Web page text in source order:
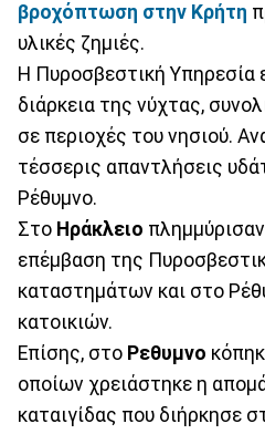
βροχόπτωση στην Κρήτη
υλικές ζημιές.
Η Πυροσβεστική Υπηρεσία
διάρκεια της νύχτας,
σε περιοχές του νησιού.
τέσσερις απαντλήσεις
Ρέθυμνο.
Στο Ηράκλειο
επέμβαση της
καταστημάτων και στο
κατοικιών.
Επίσης, στο Ρεθυμνο
οποίων χρειάστηκε η
καταιγίδας που διήρκησε